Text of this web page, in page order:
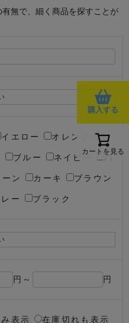
購入する
カートを見る
無で、細く商品を探すことが
イエロー オレンジ ピ
ブルー ネイビー パ
ン カーキ ブラウン
ー ブラック
円～ 円
表示 在庫切れも表示